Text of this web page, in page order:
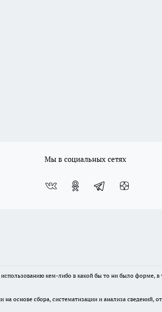
Мы в социальных сетях
кем-либо в какой бы то ни было форме, в
основе сбора, систематизации и анализа сведений,